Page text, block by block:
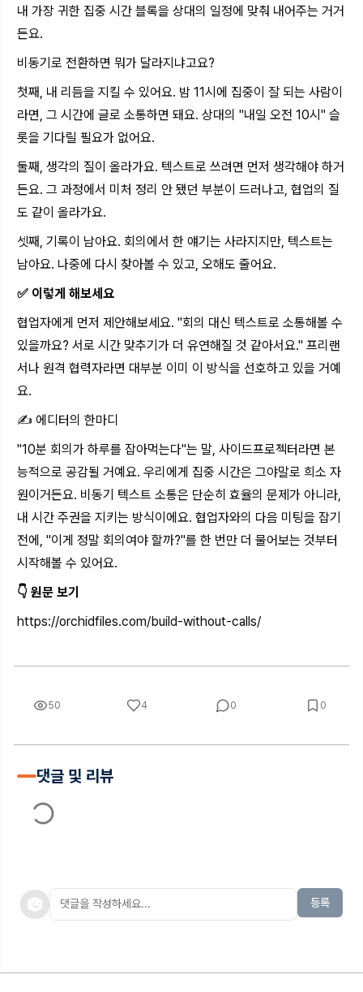
내 가장 귀한 집중 시간 블록을 상대의 일정에 맞춰 내어주는 거거
든요.
비동기로 전환하면 뭐가 달라지냐고요?
첫째, 내 리듬을 지킬 수 있어요. 밤 11시에 집중이 잘 되는 사람이
라면, 그 시간에 글로 소통하면 돼요. 상대의 "내일 오전 10시" 슬
롯을 기다릴 필요가 없어요.
둘째, 생각의 질이 올라가요. 텍스트로 쓰려면 먼저 생각해야 하거
든요. 그 과정에서 미처 정리 안 됐던 부분이 드러나고, 협업의 질
도 같이 올라가요.
셋째, 기록이 남아요. 회의에서 한 얘기는 사라지지만, 텍스트는
남아요. 나중에 다시 찾아볼 수 있고, 오해도 줄어요.
✅ 이렇게 해보세요
협업자에게 먼저 제안해보세요. "회의 대신 텍스트로 소통해볼 수
있을까요? 서로 시간 맞추기가 더 유연해질 것 같아서요." 프리랜
서나 원격 협력자라면 대부분 이미 이 방식을 선호하고 있을 거예
요.
✍️ 에디터의 한마디
"10분 회의가 하루를 잡아먹는다"는 말, 사이드프로젝터라면 본
능적으로 공감될 거예요. 우리에게 집중 시간은 그야말로 희소 자
원이거든요. 비동기 텍스트 소통은 단순히 효율의 문제가 아니라,
내 시간 주권을 지키는 방식이에요. 협업자와의 다음 미팅을 잡기
전에, "이게 정말 회의여야 할까?"를 한 번만 더 물어보는 것부터
시작해볼 수 있어요.
👇 원문 보기
https://orchidfiles.com/build-without-calls/
50 4 0 0
댓글 및 리뷰
등록